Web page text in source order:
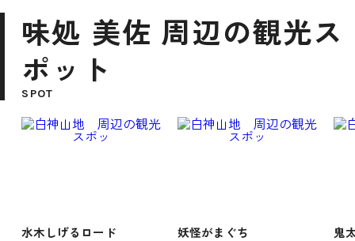
味処 美佐 周辺の観光ス
ポット
SPOT
水木しげるロード 妖怪がまぐち 鬼